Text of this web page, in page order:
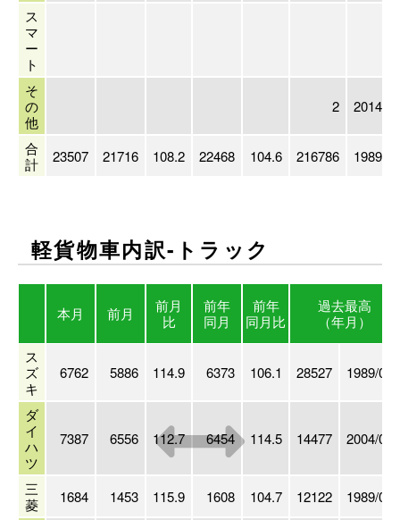
ス
マ
ー
ト
そ
の
他
2 2014/09
合
計
23507 21716 108.2 22468 104.6 216786 1989/03
軽貨物車内訳-トラック
本月 前月
前月
比
前年
同月
前年
同月比
過去最高
（年月）
ス
ズ
キ
6762 5886 114.9 6373 106.1 28527 1989/03
ダ
イ
ハ
ツ
7387 6556 112.7 6454 114.5 14477 2004/03
三
菱
1684 1453 115.9 1608 104.7 12122
1989/03